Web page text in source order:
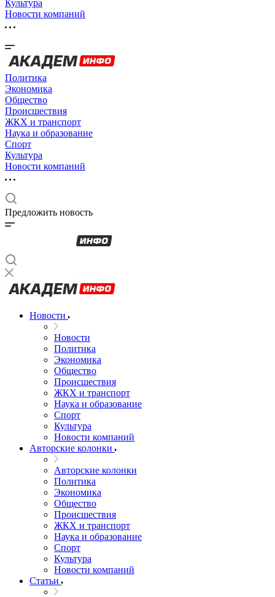
Культура
Новости компаний
Политика
Экономика
Общество
Происшествия
ЖКХ и транспорт
Наука и образование
Спорт
Культура
Новости компаний
Предложить новость
Новости
Новости
Политика
Экономика
Общество
Происшествия
ЖКХ и транспорт
Наука и образование
Спорт
Культура
Новости компаний
Авторские колонки
Авторские колонки
Политика
Экономика
Общество
Происшествия
ЖКХ и транспорт
Наука и образование
Спорт
Культура
Новости компаний
Статьи